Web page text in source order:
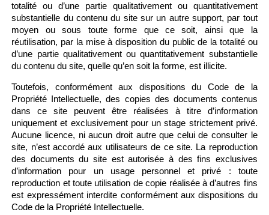
totalité ou d’une partie qualitativement ou quantitativement
substantielle du contenu du site sur un autre support, par tout
moyen ou sous toute forme que ce soit, ainsi que la
réutilisation, par la mise à disposition du public de la totalité ou
d’une partie qualitativement ou quantitativement substantielle
du contenu du site, quelle qu’en soit la forme, est illicite.
Toutefois, conformément aux dispositions du Code de la
Propriété Intellectuelle, des copies des documents contenus
dans ce site peuvent être réalisées à titre d’information
uniquement et exclusivement pour un stage strictement privé.
Aucune licence, ni aucun droit autre que celui de consulter le
site, n’est accordé aux utilisateurs de ce site. La reproduction
des documents du site est autorisée à des fins exclusives
d’information pour un usage personnel et privé : toute
reproduction et toute utilisation de copie réalisée à d’autres fins
est expressément interdite conformément aux dispositions du
Code de la Propriété Intellectuelle.